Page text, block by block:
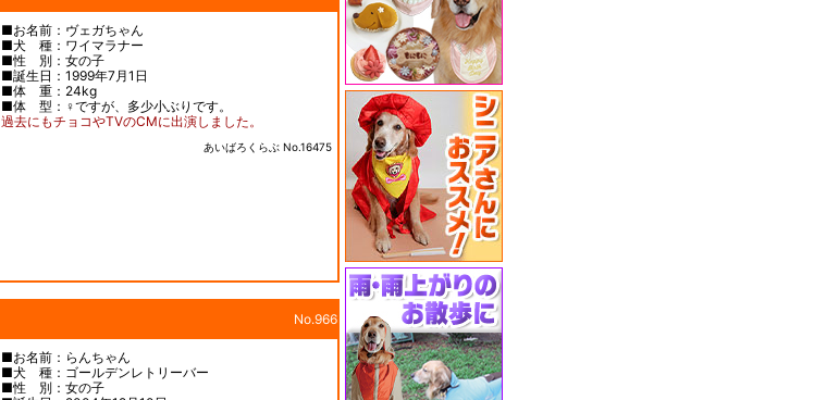
■お名前：ヴェガちゃん
■犬 種：ワイマラナー
■性 別：女の子
■誕生日：1999年7月1日
■体 重：24kg
■体 型：♀ですが、多少小ぶりです。
過去にもチョコやTVのCMに出演しました。
あいばろくらぶ No.16475
No.966
■お名前：らんちゃん
■犬 種：ゴールデンレトリーバー
■性 別：女の子